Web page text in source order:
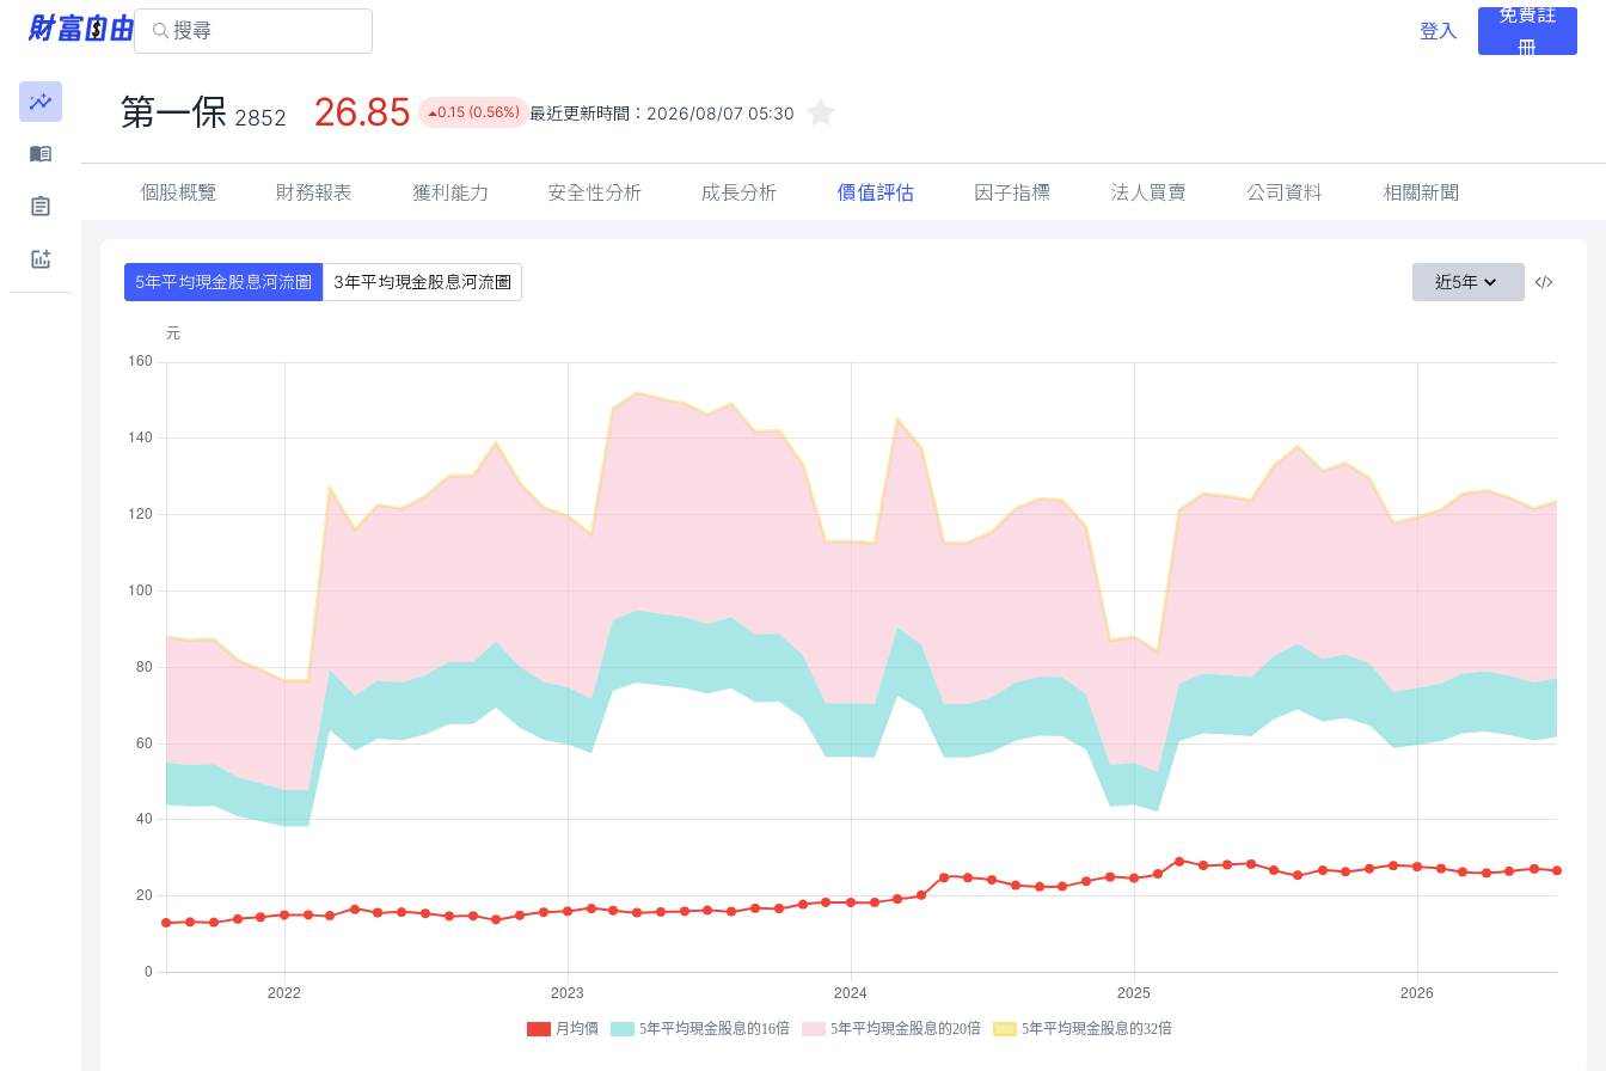
登入
免費註
冊
第一保 2852 26.85 0.15 (0.56%) 最近更新時間： 2026/08/07 05:30
個股概覽 財務報表 獲利能力 安全性分析 成長分析 價值評估 因子指標 法人買賣 公司資料 相關新聞
5年平均現金股息河流圖 3年平均現金股息河流圖 近5年
月均價 5年平均現金股息的16倍 5年平均現金股息的20倍 5年平均現金股息的32倍